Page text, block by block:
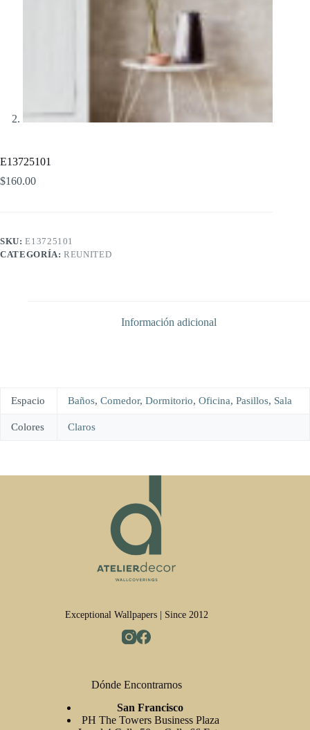
E13725101
$160.00
SKU:E13725101
CATEGORÍA:REUNITED
Información adicional
Espacio Baños, Comedor, Dormitorio, Oficina, Pasillos, Sala
Colores Claros
Exceptional Wallpapers | Since 2012
Dónde Encontrarnos
San Francisco
PH The Towers Business Plaza